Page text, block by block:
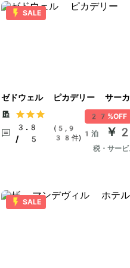
SALE
ゼドウェル ピカデリー サーカ
3.8
/ 5
(5,9
38件)
27%OFF
1泊
税・サー
SALE